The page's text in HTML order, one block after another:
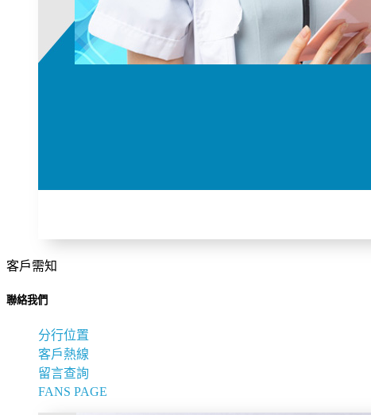
客戶需知
聯絡我們
分行位置
客戶熱線
留言查詢
FANS PAGE